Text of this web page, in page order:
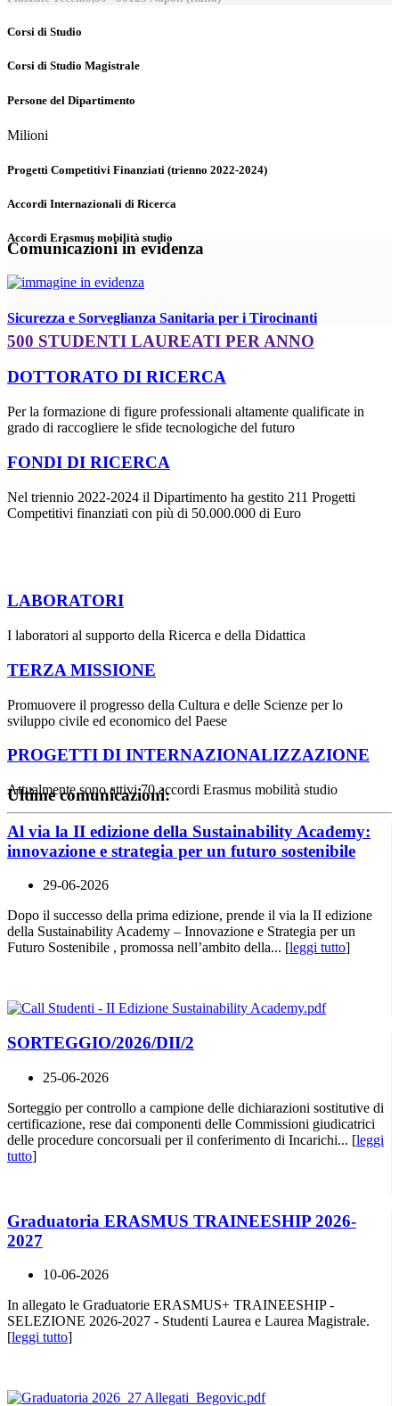
Corsi di Studio
Corsi di Studio Magistrale
Persone del Dipartimento
Milioni
Progetti Competitivi Finanziati (trienno 2022-2024)
Accordi Internazionali di Ricerca
Accordi Erasmus mobilità studio
Comunicazioni in evidenza
Sicurezza e Sorveglianza Sanitaria per i Tirocinanti
500 STUDENTI LAUREATI PER ANNO
DOTTORATO DI RICERCA
Per la formazione di figure professionali altamente qualificate in
grado di raccogliere le sfide tecnologiche del futuro
FONDI DI RICERCA
Nel triennio 2022-2024 il Dipartimento ha gestito 211 Progetti
Competitivi finanziati con più di 50.000.000 di Euro
LABORATORI
I laboratori al supporto della Ricerca e della Didattica
TERZA MISSIONE
Promuovere il progresso della Cultura e delle Scienze per lo
sviluppo civile ed economico del Paese
PROGETTI DI INTERNAZIONALIZZAZIONE
Attualmente sono attivi 70 accordi Erasmus mobilità studio
Ultime comunicazioni:
Al via la II edizione della Sustainability Academy:
innovazione e strategia per un futuro sostenibile
29-06-2026
Dopo il successo della prima edizione, prende il via la II edizione
della Sustainability Academy – Innovazione e Strategia per un
Futuro Sostenibile , promossa nell’ambito della... [leggi tutto]
SORTEGGIO/2026/DII/2
25-06-2026
Sorteggio per controllo a campione delle dichiarazioni sostitutive di
certificazione, rese dai componenti delle Commissioni giudicatrici
delle procedure concorsuali per il conferimento di Incarichi... [leggi
tutto]
Graduatoria ERASMUS TRAINEESHIP 2026-
2027
10-06-2026
In allegato le Graduatorie ERASMUS+ TRAINEESHIP -
SELEZIONE 2026-2027 - Studenti Laurea e Laurea Magistrale.
[leggi tutto]